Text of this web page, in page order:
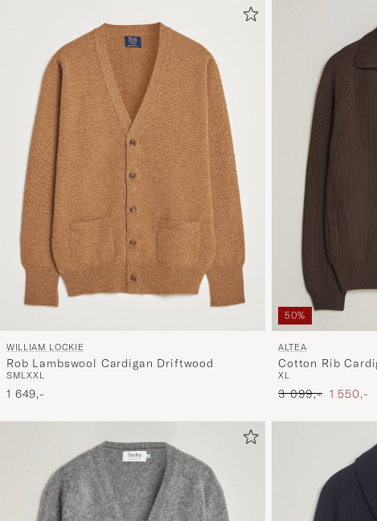
WILLIAM LOCKIE
Rob Lambswool Cardigan Driftwood
SMLXXL
1 649,-
50%
ALTEA
Cotton Rib
XL
Ordinary pris
3 099,- Nedsat
1 550,-